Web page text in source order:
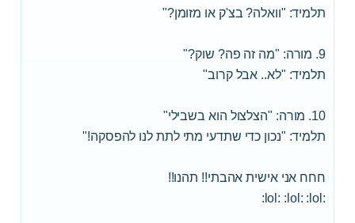
תלמיד: "וואלה? בצ'ק או מזומן?"
9. מורה: "מה זה פה? שוק?"
תלמיד: "לא.. אבל קרוב"
10. מורה: "הצלצול הוא בשבילי"
תלמיד: "נכון כדי שתדעי מתי לתת לנו להפסקה!"
חחח אני אישית אהבתי!! תהנו!!
:lol: :lol: :lol: